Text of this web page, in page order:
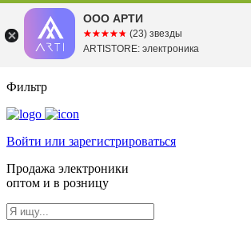
Фильтр
Войти или зарегистрироваться
Продажа электроники
оптом и в розницу
ООО АРТИ
☆☆☆☆☆
★★★★★ (23) звезды
ARTISTORE: электроника